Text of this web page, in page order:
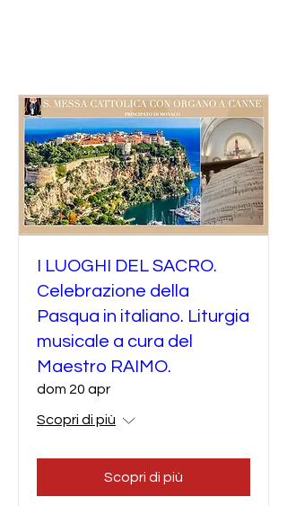
I LUOGHI DEL SACRO.
Celebrazione della
Pasqua in italiano. Liturgia
musicale a cura del
Maestro RAIMO.
dom 20 apr
Scopri di più
Scopri di più